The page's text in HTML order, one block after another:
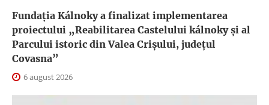
Fundația Kálnoky a finalizat implementarea
proiectului „Reabilitarea Castelului kálnoky și al
Parcului istoric din Valea Crișului, județul
Covasna”
6 august 2026